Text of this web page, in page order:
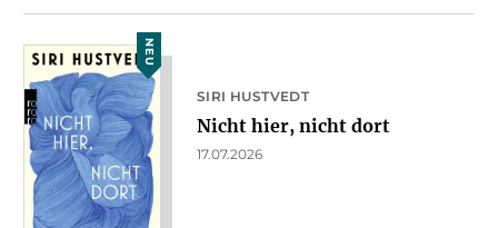
NEU
SIRI HUSTVEDT
Nicht hier, nicht dort
17.07.2026